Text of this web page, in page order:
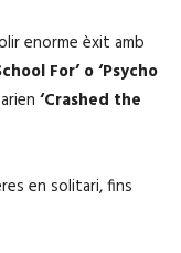
enorme èxit amb
For’ o ‘Psycho
‘Crashed the
en solitari, fins